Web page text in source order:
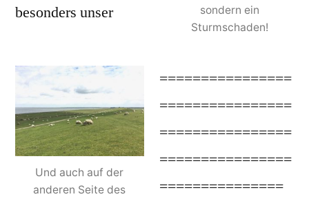
sondern ein
Sturmschaden!
Und auch auf der
anderen Seite des
besonders unser
================
================
================
================
===============